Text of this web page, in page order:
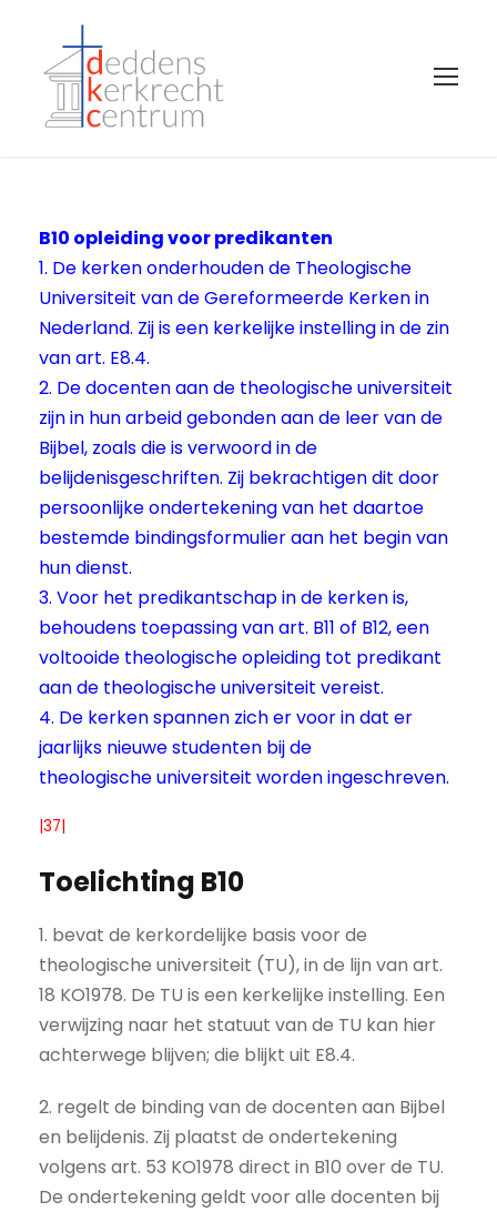
B10 opleiding voor predikanten
1. De kerken onderhouden de Theologische
Universiteit van de Gereformeerde Kerken in
Nederland. Zij is een kerkelijke instelling in de zin
van art. E8.4.
2. De docenten aan de theologische universiteit
zijn in hun arbeid gebonden aan de leer van de
Bijbel, zoals die is verwoord in de
belijdenisgeschriften. Zij bekrachtigen dit door
persoonlijke ondertekening van het daartoe
bestemde bindingsformulier aan het begin van
hun dienst.
3. Voor het predikantschap in de kerken is,
behoudens toepassing van art. B11 of B12, een
voltooide theologische opleiding tot predikant
aan de theologische universiteit vereist.
4. De kerken spannen zich er voor in dat er
jaarlijks nieuwe studenten bij de
theologische universiteit worden ingeschreven.
|37|
Toelichting B10
1. bevat de kerkordelijke basis voor de
theologische universiteit (TU), in de lijn van art.
18 KO1978. De TU is een kerkelijke instelling. Een
verwijzing naar het statuut van de TU kan hier
achterwege blijven; die blijkt uit E8.4.
2. regelt de binding van de docenten aan Bijbel
en belijdenis. Zij plaatst de ondertekening
volgens art. 53 KO1978 direct in B10 over de TU.
De ondertekening geldt voor alle docenten bij